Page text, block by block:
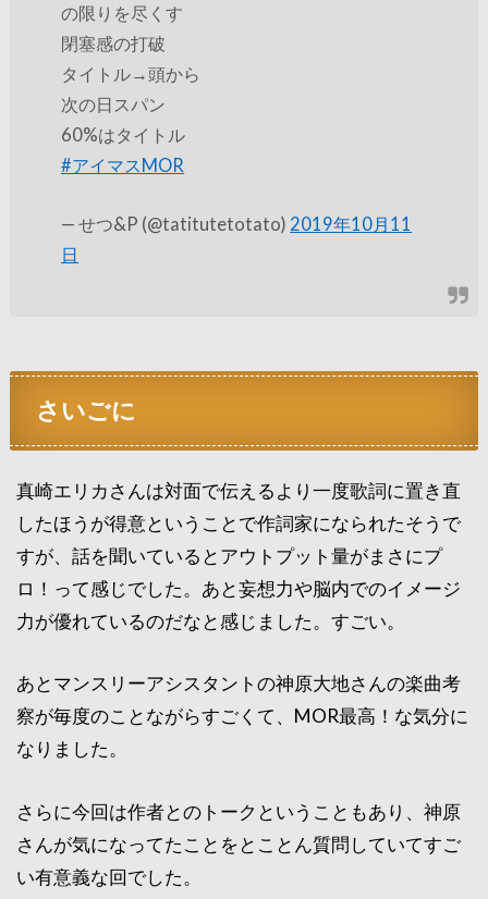
の限りを尽くす
閉塞感の打破
タイトル→頭から
次の日スパン
60%はタイトル
#アイマスMOR
— せつ&P (@tatitutetotato) 2019年10月11
日
さいごに
真崎エリカさんは対面で伝えるより一度歌詞に置き直
したほうが得意ということで作詞家になられたそうで
すが、話を聞いているとアウトプット量がまさにプ
ロ！って感じでした。あと妄想力や脳内でのイメージ
力が優れているのだなと感じました。すごい。
あとマンスリーアシスタントの神原大地さんの楽曲考
察が毎度のことながらすごくて、MOR最高！な気分に
なりました。
さらに今回は作者とのトークということもあり、神原
さんが気になってたことをとことん質問していてすご
い有意義な回でした。